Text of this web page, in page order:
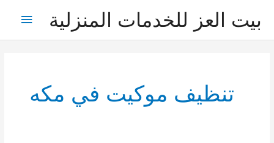
بيت العز للخدمات المنزلية
تنظيف موكيت في مكه